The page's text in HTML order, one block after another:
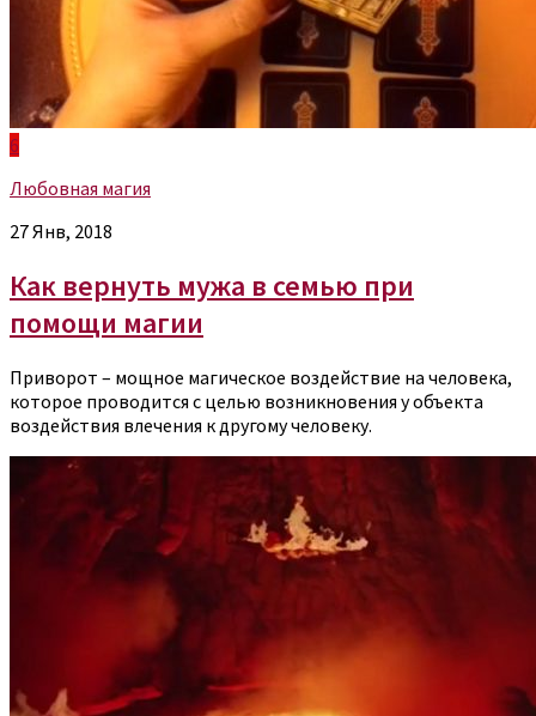
6
Любовная магия
27 Янв, 2018
Как вернуть мужа в семью при
помощи магии
Приворот – мощное магическое воздействие на человека,
которое проводится с целью возникновения у объекта
воздействия влечения к другому человеку.